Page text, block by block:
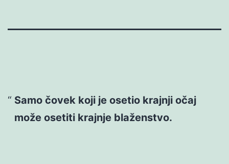
Samo čovek koji je osetio krajnji očaj
može osetiti krajnje blaženstvo.